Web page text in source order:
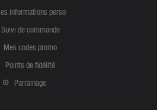
informations perso
Suivi de commande
Mes codes promo
Points de fidélité
Parrainage